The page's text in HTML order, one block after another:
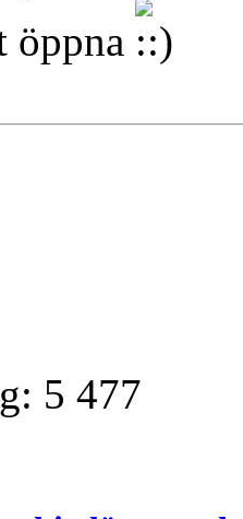
öppna
5 477